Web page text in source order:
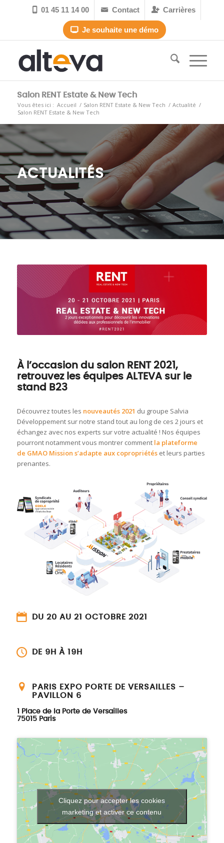
 01 45 11 14 00  Contact Carrières
Je souhaite une démo
Salon RENT Estate & New Tech
Vous êtes ici : Accueil / Salon RENT Estate & New Tech / Actualité /
Salon RENT Estate & New Tech
ACTUALITÉS
À l’occasion du salon RENT 2021,
retrouvez les équipes ALTEVA sur le
stand B23
Découvrez toutes les nouveautés 2021 du groupe Salvia
Développement sur notre stand tout au long de ces 2 jours et
échangez avec nos experts sur votre actualité ! Nos équipes
pourront notamment vous montrer comment la plateforme
de GMAO Mission s’adapte aux copropriétéset leurs parties
prenantes.
DU 20 AU 21 OCTOBRE 2021
DE 9H À 19H
PARIS EXPO PORTE DE VERSAILLES –
PAVILLON 6
1 Place de la Porte de Versailles
75015 Paris
Cliquez pour accepter les cookies
marketing et activer ce contenu